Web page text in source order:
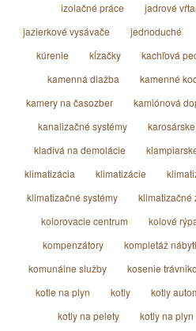
izolačné práce
jadrové
jazierkové vysávače
jednoduché
kúrenie
kĺzačky kachľová
kamenná dlažba
kamenné
kamery na časozber
kamiónová
kanalizačné systémy
kladivá na demolácie
klimatizácia
klimatizácie
klimatizačné systémy
klimatizačné
kolorovacie centrum
kolové
kompenzátory
kompletáž
komunálne služby
kosenie
kotle na plyn
kotly kotly
kotly na pelety
kotly na plyn